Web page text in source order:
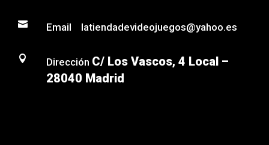
 Email latiendadevideojuegos@yahoo.es
 Dirección C/ Los Vascos, 4 Local –
28040 Madrid